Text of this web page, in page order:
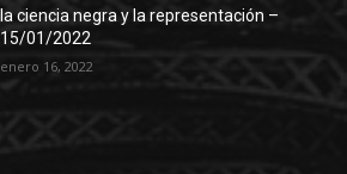
la ciencia negra y la representación –
15/01/2022
enero 16, 2022